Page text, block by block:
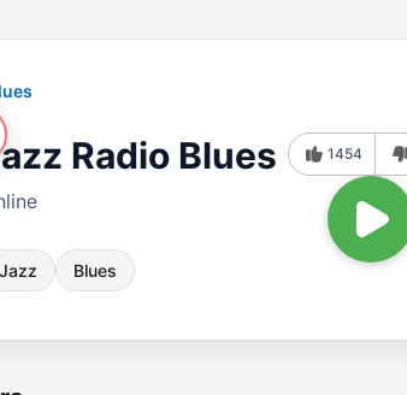
Radio Blues
Jazz Blues
1454